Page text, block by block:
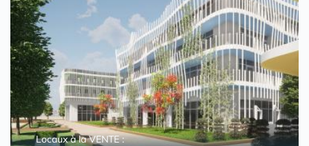
Locaux à la VENTE :